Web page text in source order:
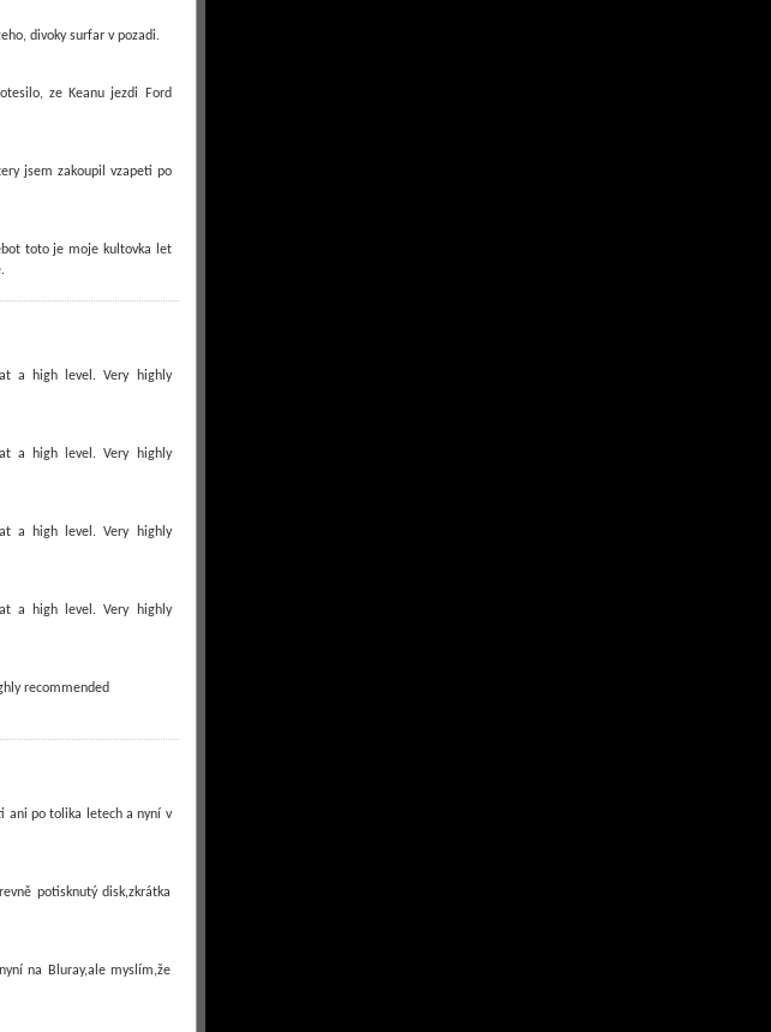
divoky surfar v pozadi.
ze Keanu jezdi Ford
jsem zakoupil vzapeti po
toto je moje kultovka let
a high level. Very highly
a high level. Very highly
a high level. Very highly
a high level. Very highly
recommended
ani po tolika letech a nyní v
potisknutý disk,zkrátka
na Bluray,ale myslím,že